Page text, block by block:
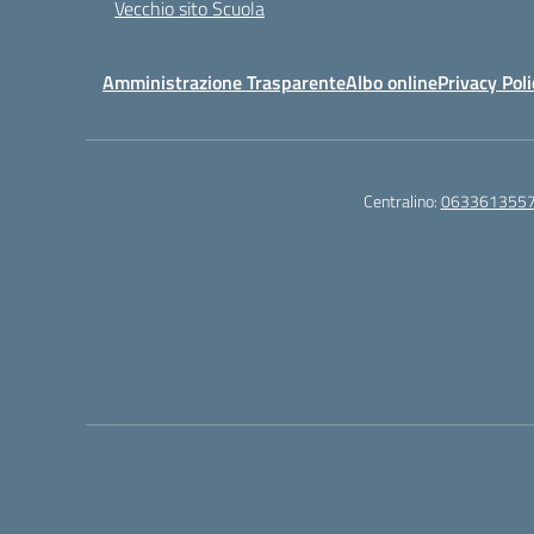
Vecchio sito Scuola
Amministrazione TrasparenteAlbo onlinePrivacy
Centralino: